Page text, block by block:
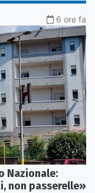
6 ore fa
Nazionale:
non passerelle»